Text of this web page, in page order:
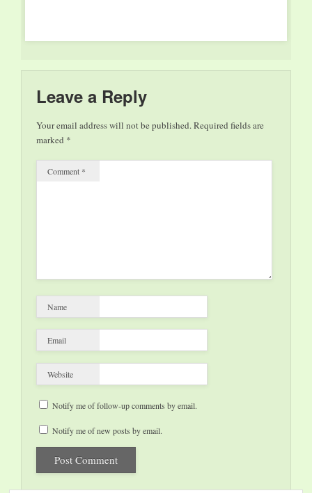
alto valore socio-
culturale ed
in Italia e all’estero e
prodotto dalla “Life…
Leave a Reply
Your email address will not be published.Required fields are
marked *
Comment *
Name
Email
Website
Notify me of follow-up comments by email.
Notify me of new posts by email.